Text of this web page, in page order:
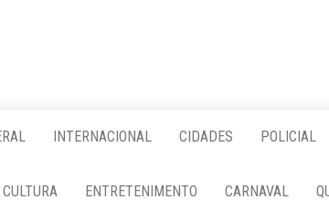
INTERNACIONAL CIDADES POLICIAL
ENTRETENIMENTO CARNAVAL